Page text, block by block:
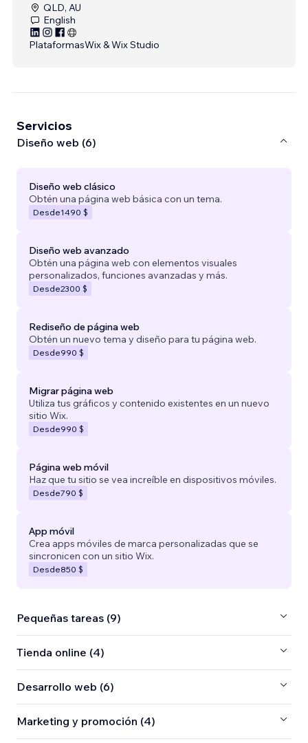
QLD, AU
English
PlataformasWix & Wix Studio
Servicios
Diseño web (6)
Diseño web clásico
Obtén una página web básica con un tema.
Desde1490 $
Diseño web avanzado
Obtén una página web con elementos visuales
personalizados, funciones avanzadas y más.
Desde2300 $
Rediseño de página web
Obtén un nuevo tema y diseño para tu página web.
Desde990 $
Migrar página web
Utiliza tus gráficos y contenido existentes en un nuevo
sitio Wix.
Desde990 $
Página web móvil
Haz que tu sitio se vea increíble en dispositivos móviles.
Desde790 $
App móvil
Crea apps móviles de marca personalizadas que se
sincronicen con un sitio Wix.
Desde850 $
Pequeñas tareas (9)
Tienda online (4)
Desarrollo web (6)
Marketing y promoción (4)